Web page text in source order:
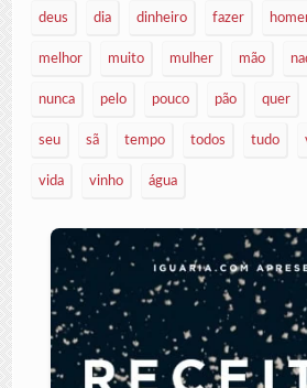
deus dia dinheiro fazer
melhor muito mulher mão
nunca pelo pouco pão quer
seu sã tempo todos tudo
vida vinho água